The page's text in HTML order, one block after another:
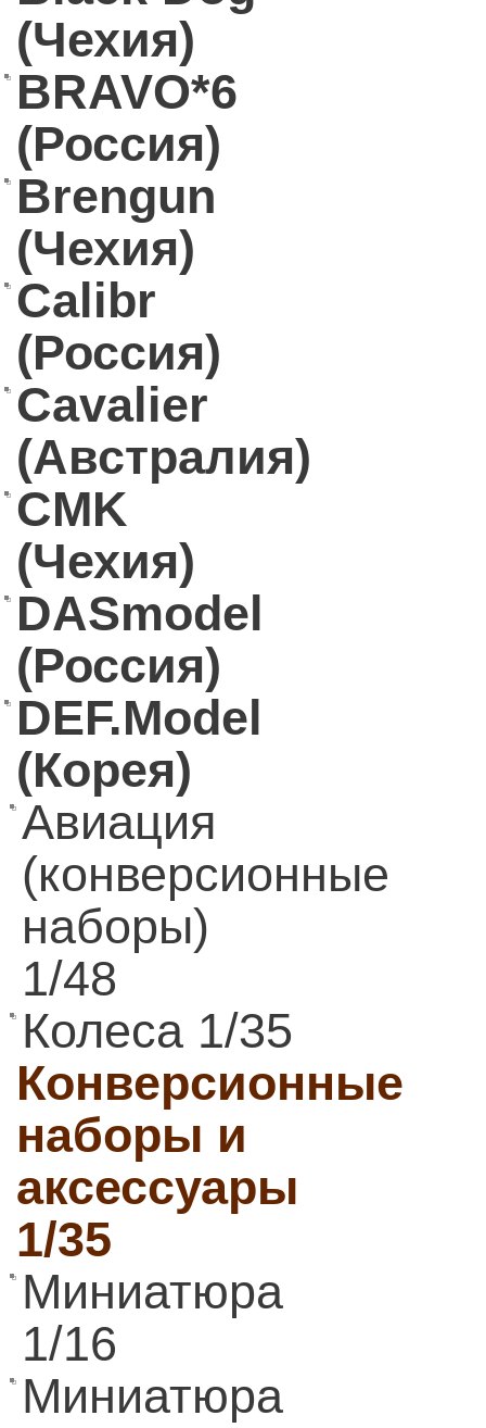
(Чехия)
BRAVO*6
(Россия)
Brengun
(Чехия)
Calibr
(Россия)
Cavalier
(Австралия)
CMK
(Чехия)
DASmodel
(Россия)
DEF.Model
(Корея)
Авиация
(конверсионные
наборы)
1/48
Колеса 1/35
Конверсионные
наборы и
аксессуары
1/35
Миниатюра
1/16
Миниатюра